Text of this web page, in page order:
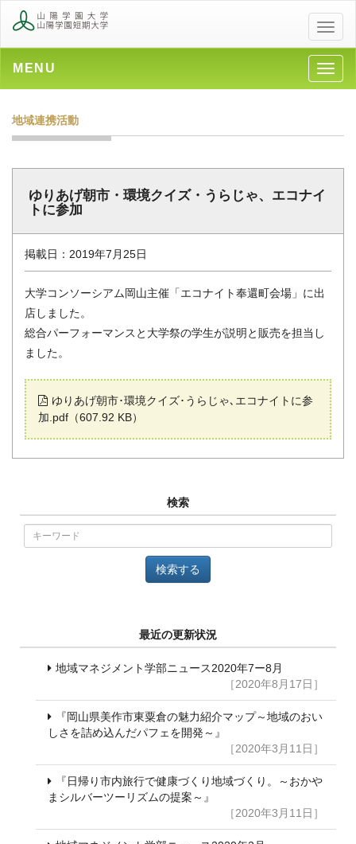
メ
ニ
ュ
ー
メ
ニ
MENU
地域連携活動
ゆりあげ朝市・環境クイズ・うらじゃ、エコナイ
トに参加
掲載日：2019年7月25日
大学コンソーシアム岡山主催「エコナイト奉還町会場」に出
店しました。
総合パーフォーマンスと大学祭の学生が説明と販売を担当し
ました。
ゆりあげ朝市･環境クイズ･うらじゃ､エコナイトに参
加.pdf （607.92 KB）
検索
最近の更新状況
地域マネジメント学部ニュース2020年7ー8月
［2020年8月17日］
『岡山県美作市東粟倉の魅力紹介マップ～地域のおい
しさを詰め込んだパフェを開発～』
［2020年3月11日］
『日帰り市内旅行で健康づくり地域づくり。～おかや
まシルバーツーリズムの提案～』
［2020年3月11日］